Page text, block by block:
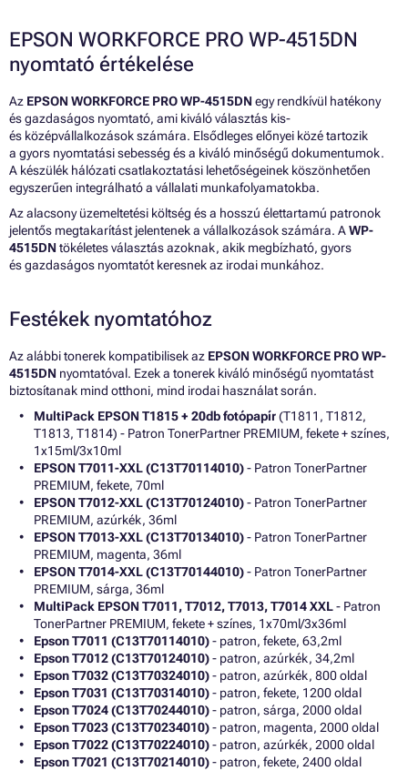
EPSON WORKFORCE PRO WP-4515DN
nyomtató értékelése
Az EPSON WORKFORCE PRO WP-4515DN egy rendkívül hatékony
és gazdaságos nyomtató, ami kiváló választás kis-
és középvállalkozások számára. Elsődleges előnyei közé tartozik
a gyors nyomtatási sebesség és a kiváló minőségű dokumentumok.
A készülék hálózati csatlakoztatási lehetőségeinek köszönhetően
egyszerűen integrálható a vállalati munkafolyamatokba.
Az alacsony üzemeltetési költség és a hosszú élettartamú patronok
jelentős megtakarítást jelentenek a vállalkozások számára. AWP-
4515DN tökéletes választás azoknak, akik megbízható, gyors
és gazdaságos nyomtatót keresnek az irodai munkához.
Festékek nyomtatóhoz
Az alábbi tonerek kompatibilisek az EPSON WORKFORCE PRO WP-
4515DN nyomtatóval. Ezek a tonerek kiváló minőségű nyomtatást
biztosítanak mind otthoni, mind irodai használat során.
MultiPack EPSON T1815 + 20db fotópapír(T1811, T1812,
T1813, T1814) - Patron TonerPartner PREMIUM, fekete + színes,
1x15ml/3x10ml
EPSON T7011-XXL (C13T70114010)- Patron TonerPartner
PREMIUM, fekete, 70ml
EPSON T7012-XXL (C13T70124010)- Patron TonerPartner
PREMIUM, azúrkék, 36ml
EPSON T7013-XXL (C13T70134010)- Patron TonerPartner
PREMIUM, magenta, 36ml
EPSON T7014-XXL (C13T70144010)- Patron TonerPartner
PREMIUM, sárga, 36ml
MultiPack EPSON T7011, T7012, T7013, T7014 XXL- Patron
TonerPartner PREMIUM, fekete + színes, 1x70ml/3x36ml
Epson T7011 (C13T70114010)- patron, fekete, 63,2ml
Epson T7012 (C13T70124010)- patron, azúrkék, 34,2ml
Epson T7032 (C13T70324010)- patron, azúrkék, 800 oldal
Epson T7031 (C13T70314010)- patron, fekete, 1200 oldal
Epson T7024 (C13T70244010)- patron, sárga, 2000 oldal
Epson T7023 (C13T70234010)- patron, magenta, 2000 oldal
Epson T7022 (C13T70224010)- patron, azúrkék, 2000 oldal
Epson T7021 (C13T70214010)- patron, fekete, 2400 oldal